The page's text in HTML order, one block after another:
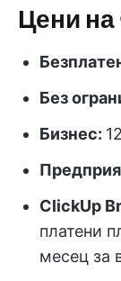
Цени
Без
Бизнес:
ClickUp
платени
месец за